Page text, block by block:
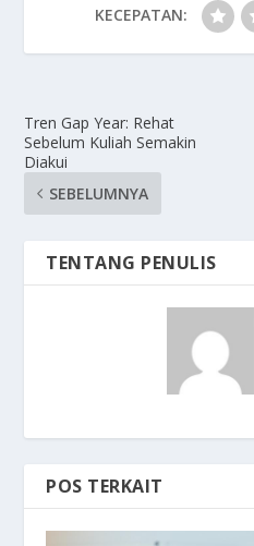
KECEPATAN:
Tren Gap Year: Rehat
Sebelum Kuliah Semakin
Diakui
SEBELUMNYA
TENTANG PENULIS
POS TERKAIT